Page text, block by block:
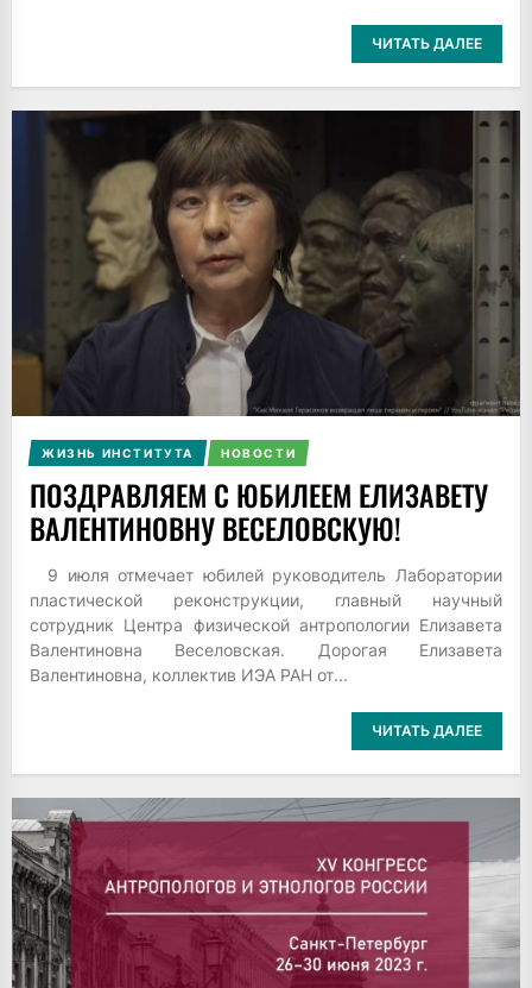
ЧИТАТЬ ДАЛЕЕ
ЖИЗНЬ ИНСТИТУТА НОВОСТИ
ПОЗДРАВЛЯЕМ С ЮБИЛЕЕМ ЕЛИЗАВЕТУ
ВАЛЕНТИНОВНУ ВЕСЕЛОВСКУЮ!
9 июля отмечает юбилей руководитель Лаборатории
пластической реконструкции, главный научный
сотрудник Центра физической антропологии Елизавета
Валентиновна Веселовская. Дорогая Елизавета
Валентиновна, коллектив ИЭА РАН от...
ЧИТАТЬ ДАЛЕЕ